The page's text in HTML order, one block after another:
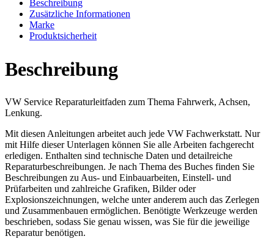
Menge
Beschreibung
Zusätzliche Informationen
Marke
Produktsicherheit
Beschreibung
VW Service Reparaturleitfaden zum Thema Fahrwerk, Achsen,
Lenkung.
Mit diesen Anleitungen arbeitet auch jede VW Fachwerkstatt. Nur
mit Hilfe dieser Unterlagen können Sie alle Arbeiten fachgerecht
erledigen. Enthalten sind technische Daten und detailreiche
Reparaturbeschreibungen. Je nach Thema des Buches finden Sie
Beschreibungen zu Aus- und Einbauarbeiten, Einstell- und
Prüfarbeiten und zahlreiche Grafiken, Bilder oder
Explosionszeichnungen, welche unter anderem auch das Zerlegen
und Zusammenbauen ermöglichen. Benötigte Werkzeuge werden
beschrieben, sodass Sie genau wissen, was Sie für die jeweilige
Reparatur benötigen.